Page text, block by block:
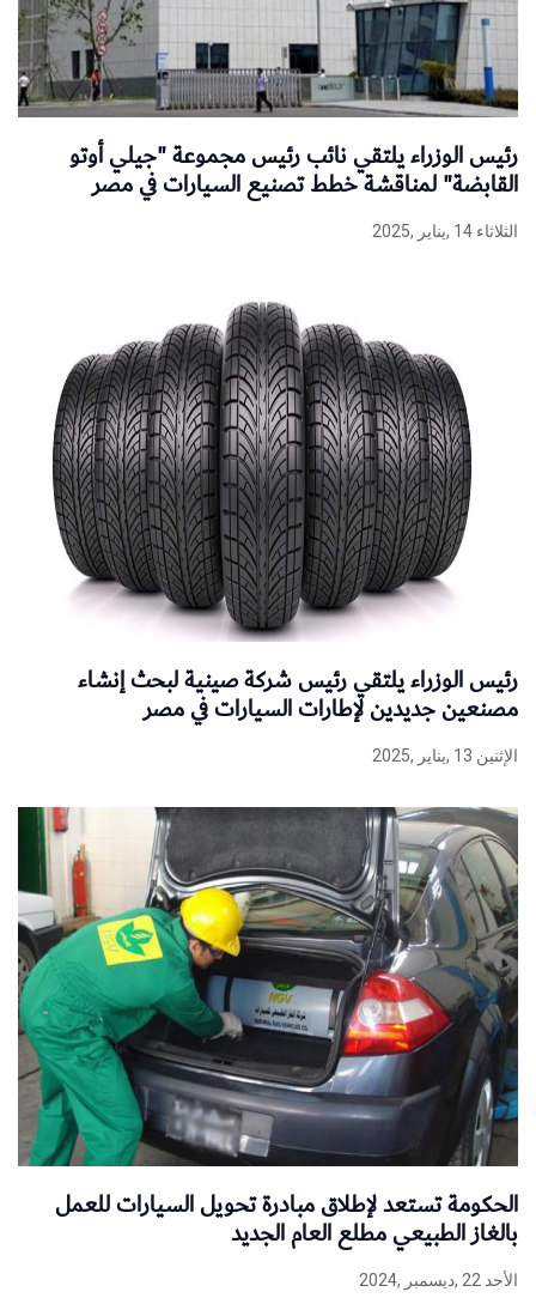
رئيس الوزراء يلتقي نائب رئيس مجموعة "جيلي أوتو
القابضة" لمناقشة خطط تصنيع السيارات في مصر
الثلاثاء 14 ,يناير ,2025
رئيس الوزراء يلتقي رئيس شركة صينية لبحث إنشاء
مصنعين جديدين لإطارات السيارات في مصر
الإثنين 13 ,يناير ,2025
الحكومة تستعد لإطلاق مبادرة تحويل السيارات للعمل
بالغاز الطبيعي مطلع العام الجديد
الأحد 22 ,ديسمبر ,2024